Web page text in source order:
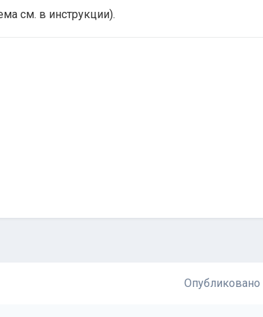
см. в инструкции).
Опубликовано